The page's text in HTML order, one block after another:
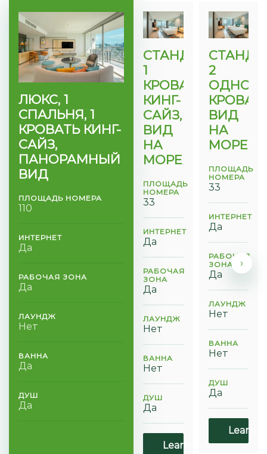
ЛЮКС, 1
СПАЛЬНЯ, 1
КРОВАТЬ КИНГ-
САЙЗ,
ПАНОРАМНЫЙ
ВИД
ПЛОЩАДЬ НОМЕРА
110
ИНТЕРНЕТ
Да
РАБОЧАЯ ЗОНА
Да
ЛАУНДЖ
Нет
ВАННА
Да
ДУШ
Да
СТАНДАРТНЫЙ,
1
КРОВАТЬ
КИНГ-
САЙЗ,
ВИД
НА
МОРЕ
ПЛОЩАДЬ
НОМЕРА
33
ИНТЕРНЕТ
Да
РАБОЧАЯ
ЗОНА
Да
ЛАУНДЖ
Нет
ВАННА
Нет
ДУШ
Да
Learn more
2
ВИД
НА
МОРЕ
ПЛОЩАДЬ
НОМЕРА
33
ИНТЕРНЕТ
Да
РАБОЧАЯ
ЗОНА
Да
ЛАУНДЖ
Нет
ВАННА
Нет
ДУШ
Да
Learn
›